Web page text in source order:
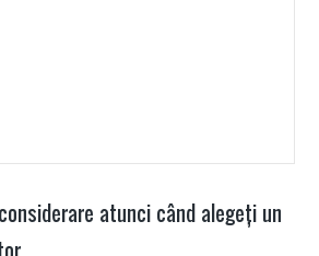
atunci când alegeți un